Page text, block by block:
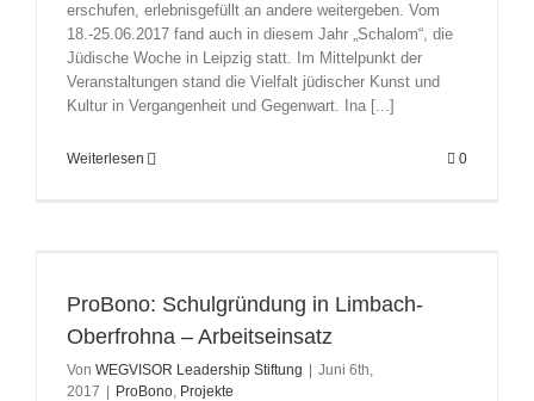
erschufen, erlebnisgefüllt an andere weitergeben. Vom
18.-25.06.2017 fand auch in diesem Jahr „Schalom“, die
Jüdische Woche in Leipzig statt. Im Mittelpunkt der
Veranstaltungen stand die Vielfalt jüdischer Kunst und
Kultur in Vergangenheit und Gegenwart. Ina [...]
Weiterlesen 0
ProBono: Schulgründung in Limbach-
Oberfrohna – Arbeitseinsatz
Von WEGVISOR Leadership Stiftung
Juni 6th,
2017
ProBono, Projekte